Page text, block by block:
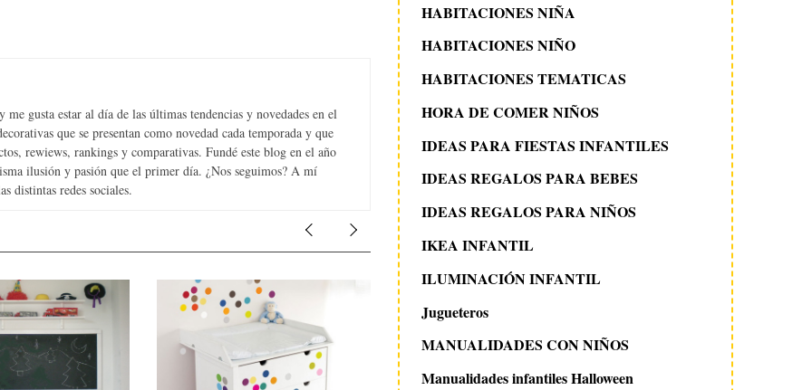
gusta estar al día de las últimas tendencias y novedades en el
que se presentan como novedad cada temporada y que
rewiews, rankings y comparativas. Fundé este blog en el año
ilusión y pasión que el primer día. ¿Nos seguimos? A mí
distintas redes sociales.
HABITACIONES NIÑA
HABITACIONES NIÑO
HABITACIONES TEMATICAS
HORA DE COMER NIÑOS
IDEAS PARA FIESTAS INFANTILES
IDEAS REGALOS PARA BEBES
IDEAS REGALOS PARA NIÑOS
IKEA INFANTIL
ILUMINACIÓN INFANTIL
Jugueteros
MANUALIDADES CON NIÑOS
Manualidades infantiles Halloween